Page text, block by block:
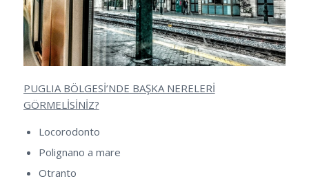
PUGLIA BÖLGESİ’NDE BAŞKA NERELERİ
GÖRMELİSİNİZ?
Locorodonto
Polignano a mare
Otranto